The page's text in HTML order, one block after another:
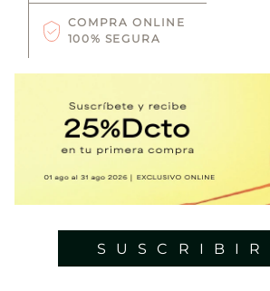
más largas que conservan su estilo
Aquí, podrás disfrutar de las últimas
con colores sólidos que harán match con todo
frías y cálidas como azul, verde, rojo, mostaza,
encontrarás en estampados de moda con
a tono y mucho más patrones que te
personalidad.
Una de las ventajas de nuestras faldas es su
para correr, hacer senderismo, yoga,
que te ayudarán a estar más
COMPRA ONLINE
100% SEGURA